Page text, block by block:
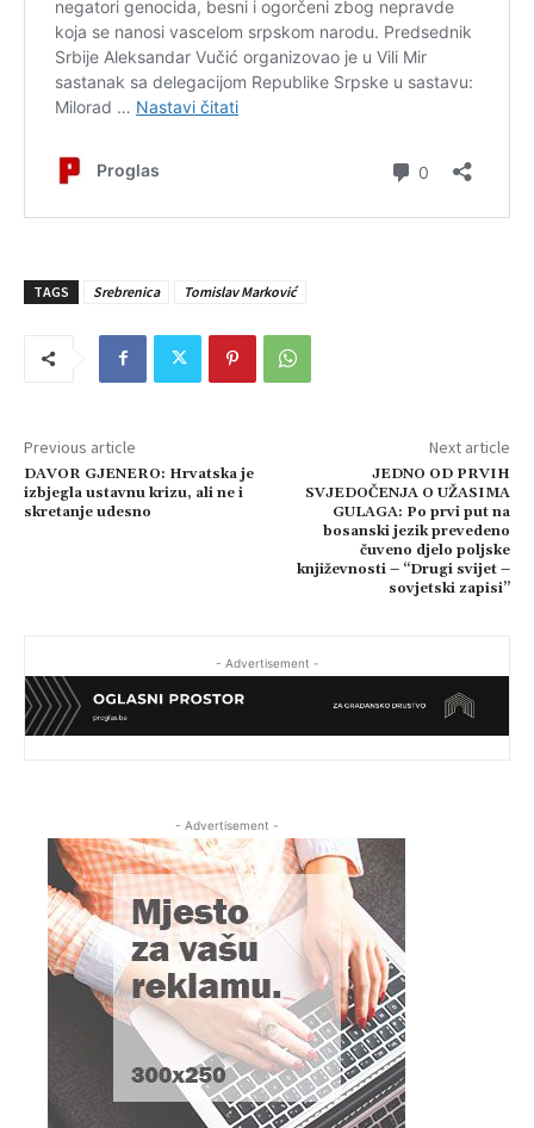
TAGS Srebrenica Tomislav Marković
Previous article
DAVOR GJENERO: Hrvatska je
izbjegla ustavnu krizu, ali ne i
skretanje udesno
Next article
JEDNO OD PRVIH
SVJEDOČENJA O UŽASIMA
GULAGA: Po prvi put na
bosanski jezik prevedeno
čuveno djelo poljske
književnosti – “Drugi svijet –
sovjetski zapisi”
- Advertisement -
- Advertisement -